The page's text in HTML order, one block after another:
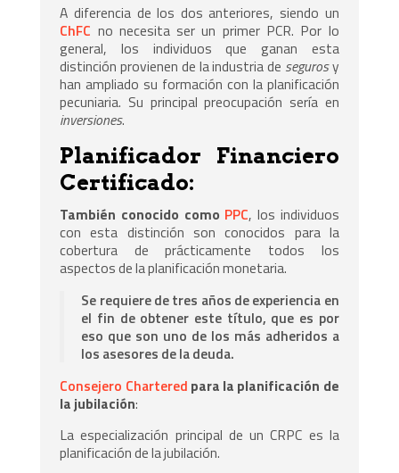
A diferencia de los dos anteriores, siendo un
ChFC no necesita ser un primer PCR. Por lo
general, los individuos que ganan esta
distinción provienen de la industria de segurosy
han ampliado su formación con la planificación
pecuniaria. Su principal preocupación sería en
inversiones.
Planificador Financiero
Certificado:
También conocido como PPC, los individuos
con esta distinción son conocidos para la
cobertura de prácticamente todos los
aspectos de la planificación monetaria.
Se requiere de tres años de experiencia en
el fin de obtener este título, que es por
eso que son uno de los más adheridos a
los asesores de la deuda.
Consejero Chartered para la planificación de
la jubilación:
La especialización principal de un CRPC es la
planificación de la jubilación.